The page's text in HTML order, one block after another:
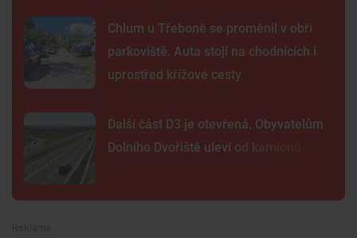
Chlum u Třeboně se proměnil v obří
parkoviště. Auta stojí na chodnících i
uprostřed křížové cesty
Další část D3 je otevřená. Obyvatelům
Dolního Dvořiště uleví od kamionů